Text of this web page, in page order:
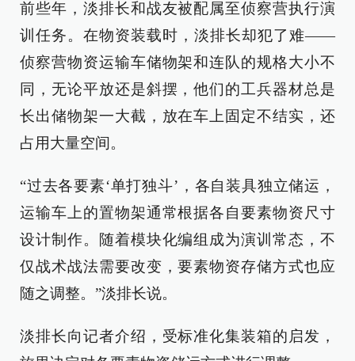
前些年，淡排长和战友被配属至侦察营执行演
训任务。在物资装载时，淡排长却犯了难——
侦察营物资运输车储物架和连队的规格大小不
同，无论平放还是斜摆，他们的工兵器材总是
长出储物架一大截，放在车上固定不结实，还
占用大量空间。
“过去各要素‘单打独斗’，各自装具独立储运，
运输车上的置物架通常根据各自要素物资尺寸
设计制作。随着模块化编组成为演训常态，不
仅战术战法需要改变，要素物资存储方式也应
随之调整。”淡排长说。
淡排长向记者介绍，受标准化集装箱的启发，